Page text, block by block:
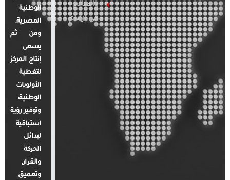
والعالم
في أرقام
الوطنية
المصرية.
ومن ثم
يسعى
إنتاج المركز
لتغطية
الأولويات
الوطنية،
وتوفير رؤية
استباقية
لبدائل
الحركة
والقرار.
وتعميق